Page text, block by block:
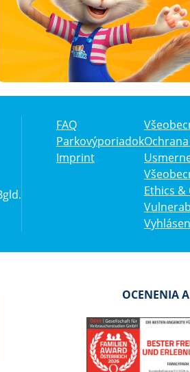
FAQ
Parkovýporiadok
Imprint
Ethics &
OCENENIA